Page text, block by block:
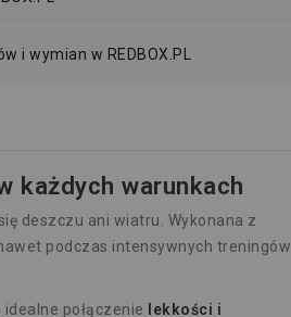
i wymian w REDBOX.PL
każdych warunkach
deszczu ani wiatru. Wykonana z
podczas intensywnych treningów
połączenie
lekkości i